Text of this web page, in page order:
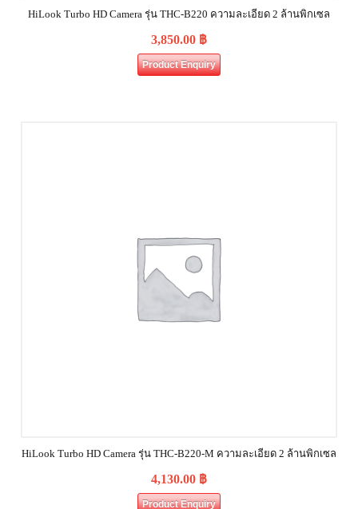
HiLook Turbo HD Camera รุ่น THC-B220 ความละเอียด 2 ล้านพิกเซล
3,850.00 ฿
Product Enquiry
HiLook Turbo HD Camera รุ่น THC-B220-M ความละเอียด 2 ล้านพิกเซล
4,130.00 ฿
Product Enquiry